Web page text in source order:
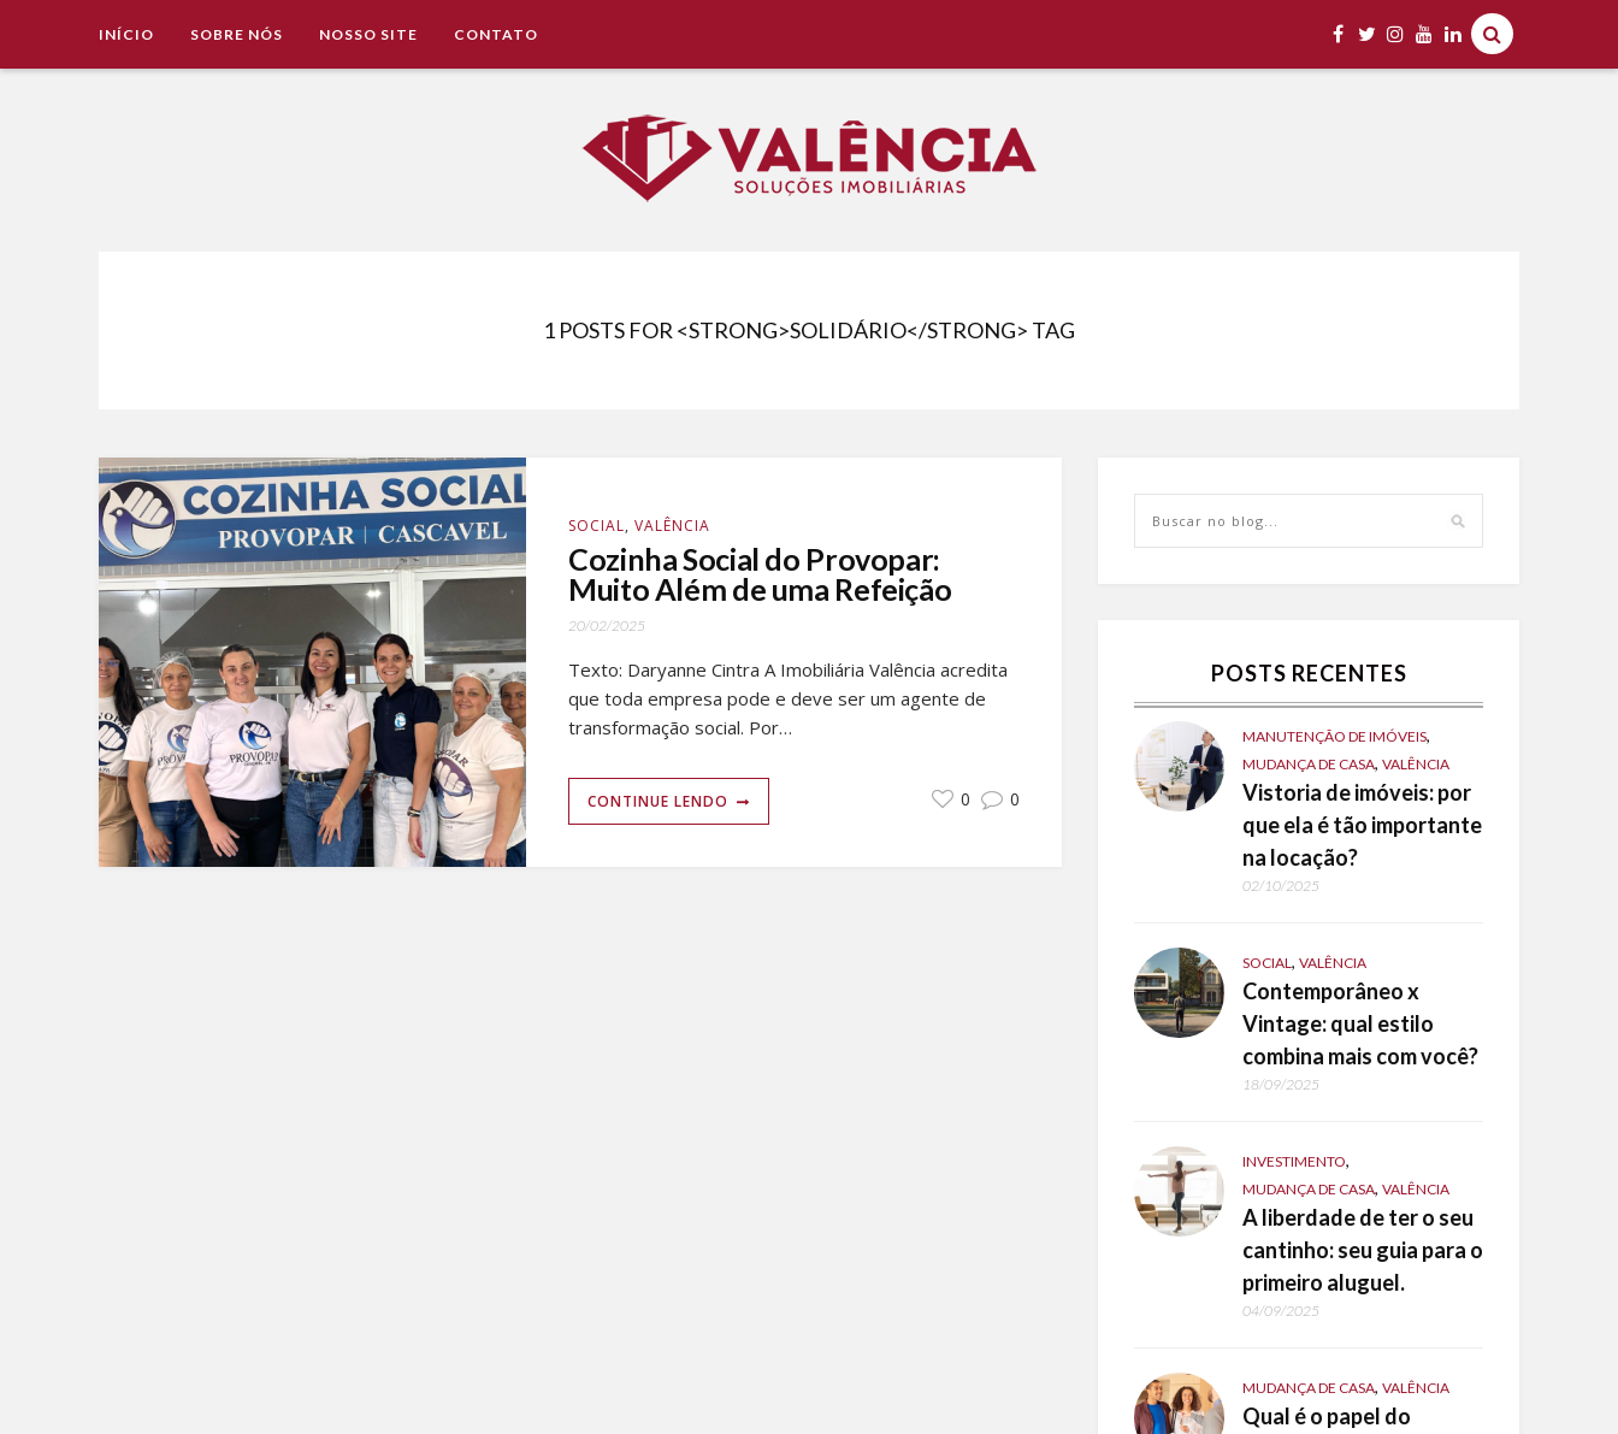
INÍCIO SOBRE NÓS NOSSO SITE CONTATO
1 POSTS FOR <STRONG>SOLIDÁRIO</STRONG> TAG
SOCIAL, VALÊNCIA
Cozinha Social do Provopar:
Muito Além de uma Refeição
20/02/2025
Texto: Daryanne Cintra A Imobiliária Valência acredita
que toda empresa pode e deve ser um agente de
transformação social. Por…
CONTINUE LENDO 0 0
POSTS RECENTES
MANUTENÇÃO DE IMÓVEIS,
MUDANÇA DE CASA, VALÊNCIA
Vistoria de imóveis: por
que ela é tão importante
na locação?
02/10/2025
SOCIAL, VALÊNCIA
Contemporâneo x
Vintage: qual estilo
combina mais com você?
18/09/2025
INVESTIMENTO,
MUDANÇA DE CASA, VALÊNCIA
A liberdade de ter o seu
cantinho: seu guia para o
primeiro aluguel.
04/09/2025
MUDANÇA DE CASA, VALÊNCIA
Qual é o papel do